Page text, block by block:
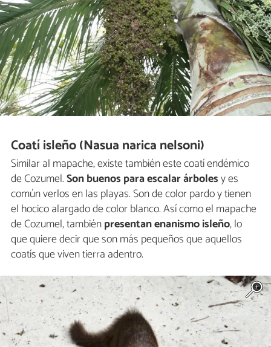
Coatí isleño (Nasua narica nelsoni)
Similar al mapache, existe también este coatí endémico
de Cozumel.Son buenos para escalar árbolesy es
común verlos en las playas. Son de color pardo y tienen
el hocico alargado de color blanco. Así como el mapache
de Cozumel, tambiénpresentan enanismo isleño, lo
que quiere decir que son más pequeños que aquellos
coatís que viven tierra adentro.